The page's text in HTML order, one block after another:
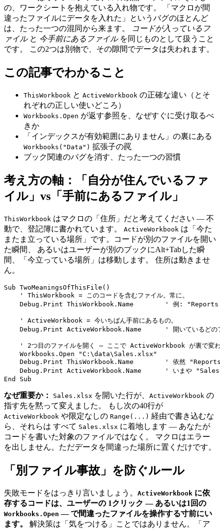
の、ワークシートを抱えている入れ物です。 「マクロが間
違ったファイルにデータを入れた」というバグのほとんど
は、たった一つの混同から来ます。
コードが入っているフ
ァイルと 今手前にあるファイルを同じものとして扱うこと
です。 この2つは別物で、その隙間でデータは失われます。
この記事でわかること
ThisWorkbook と ActiveWorkbook の正確な違い（とそ
れぞれの正しい使いどころ）
Workbooks.Open が返す参照を、なぜすぐに受け取るべ
きか
「インデックスが有効範囲にありません」の裏にある
Workbooks("Data") 拡張子の罠
ブック関連のバグを消す、たった一つの習慣
考え方の軸：「自分が住んでいるファ
イル」vs「手前にあるファイル」
ThisWorkbook はマクロの「住所」だと考えてください — 不
動で、登記簿に書かれています。 ActiveWorkbook は「今た
またま立っている場所」です。コードが別のファイルを開い
た瞬間、 あるいはユーザーが別のブックにAlt+Tabした瞬
間、「今立っている場所」は移動します。 住所は動きませ
ん。
Sub TwoMeaningsOfThisFile()
    ' ThisWorkbook = このコードを含むファイル。常に。
Debug.Print ThisWorkbook.Name        ' 例:
    ' ActiveWorkbook = 今いちばん手前にあるもの。
Debug.Print ActiveWorkbook.Name      ' 開いているどのフ
' 2つ目のファイルを開く — ここで ActiveWorkbook が裏で変
    Workbooks.Open "C:\data\Sales.xlsx"
Debug.Print ThisWorkbook.Name        ' 依然
Debug.Print ActiveWorkbook.Name      ' いまや
なぜ重要か： Sales.xlsx を開いた行が、 ActiveWorkbook の
指す先を黙って変えました。 もし次の40行が
ActiveWorkbook や限定なしの Range(...) 経由で書き込むな
ら、それらは すべて Sales.xlsx に着地します — あなたが
コードを書いた対象のファイルではなく。 マクロはエラー
を出しません。ただデータを間違った場所に置くだけです。
「別ファイル事故」を防ぐルール
失敗モードをはっきり言いましょう。 ActiveWorkbook に依
存するコードは、ユーザーの 1クリック — あるいは1回の
Workbooks.Open — で間違ったファイルを操作する寸前にい
ます。
解決策は「気をつける」ことではありません。「ア